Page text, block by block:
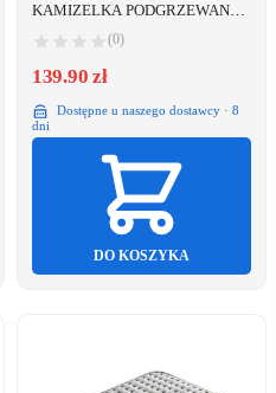
KAMIZELKA PODGRZEWANA
BEZRĘKAWNIK
(0)
139.90 zł
Dostępne u naszego dostawcy · 8
dni
DO KOSZYKA